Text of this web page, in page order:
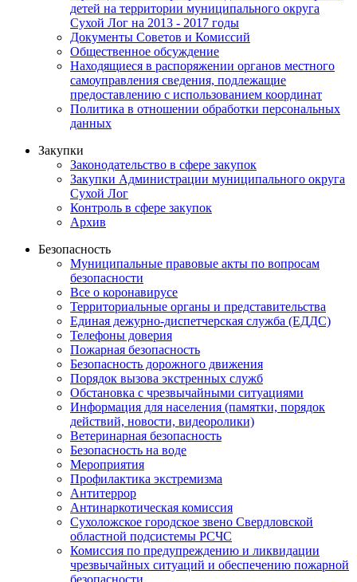
детей на территории муниципального округа
Сухой Лог на 2013 - 2017 годы
Документы Советов и Комиссий
Общественное обсуждение
Находящиеся в распоряжении органов местного
самоуправления сведения, подлежащие
предоставлению с использованием координат
Политика в отношении обработки персональных
данных
Закупки
Законодательство в сфере закупок
Закупки Администрации муниципального округа
Сухой Лог
Контроль в сфере закупок
Архив
Безопасность
Муниципальные правовые акты по вопросам
безопасности
Все о коронавирусе
Территориальные органы и представительства
Единая дежурно-диспетчерская служба (ЕДДС)
Телефоны доверия
Пожарная безопасность
Безопасность дорожного движения
Порядок вызова экстренных служб
Обстановка с чрезвычайными ситуациями
Информация для населения (памятки, порядок
действий, новости, видеоролики)
Ветеринарная безопасность
Безопасность на воде
Мероприятия
Профилактика экстремизма
Антитеррор
Антинаркотическая комиссия
Сухоложское городское звено Свердловской
областной подсистемы РСЧС
Комиссия по предупреждению и ликвидации
чрезвычайных ситуаций и обеспечению пожарной
безопасности